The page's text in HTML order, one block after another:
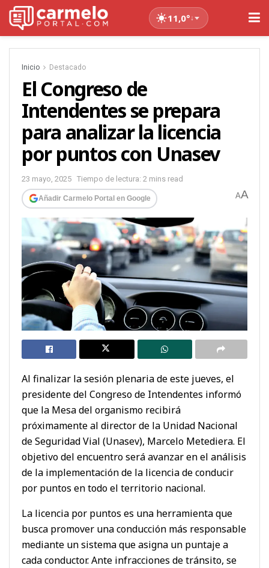
11,0°↓
Inicio Destacado
El Congreso de
Intendentes se prepara
para analizar la licencia
por puntos con Unasev
23 mayo, 2025 Tiempo de lectura: 2 mins read
Añadir Carmelo Portal en Google AA
Al finalizar la sesión plenaria de este jueves, el
presidente del Congreso de Intendentes informó
que la Mesa del organismo recibirá
próximamente al director de la Unidad Nacional
de Seguridad Vial (Unasev), Marcelo Metediera. El
objetivo del encuentro será avanzar en el análisis
de la implementación de la licencia de conducir
por puntos en todo el territorio nacional.
La licencia por puntos es una herramienta que
busca promover una conducción más responsable
mediante un sistema que asigna un puntaje a
cada conductor. Ante infracciones de tránsito, se